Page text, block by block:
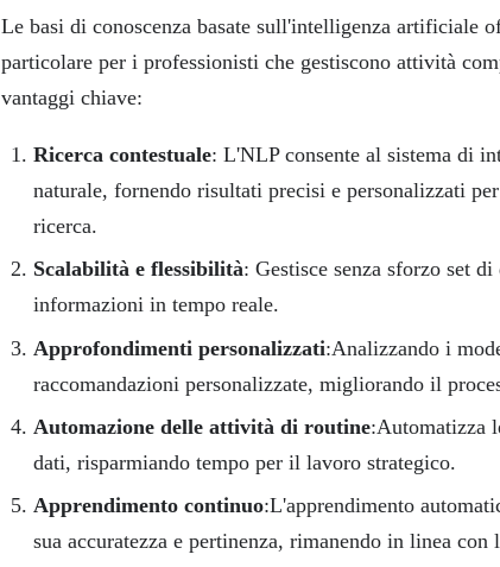
Le basi di conoscenza basate sull'intelligenza artificiale
particolare per i professionisti che gestiscono attività
vantaggi chiave:
Ricerca contestuale: L'NLP consente al sistema di
naturale, fornendo risultati precisi e personalizzati
ricerca.
Scalabilità e flessibilità: Gestisce senza sforzo set
informazioni in tempo reale.
Approfondimenti personalizzati:Analizzando i
raccomandazioni personalizzate, migliorando il
Automazione delle attività di routine:Automatizza
dati, risparmiando tempo per il lavoro strategico.
Apprendimento continuo:L'apprendimento
sua accuratezza e pertinenza, rimanendo in linea con